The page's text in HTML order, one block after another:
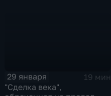
29 января
19 мин
"Сделка века",